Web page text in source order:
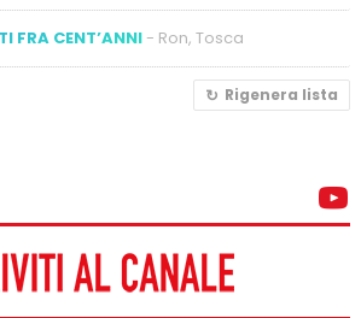
FRA CENT’ANNI- Ron, Tosca
Rigenera lista